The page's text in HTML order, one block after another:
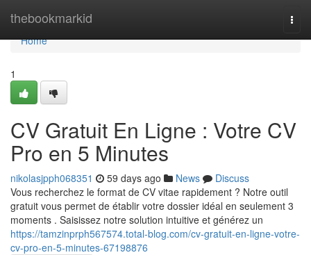
thebookmarkid
Home
Home
1
CV Gratuit En Ligne : Votre CV
Pro en 5 Minutes
nikolasjpph068351 59 days ago News
Discuss
Vous recherchez le format de CV vitae rapidement ? Notre outil
gratuit vous permet de établir votre dossier idéal en seulement 3
moments . Saisissez notre solution intuitive et générez un
https://tamzinprph567574.total-blog.com/cv-gratuit-en-ligne-votre-
cv-pro-en-5-minutes-67198876